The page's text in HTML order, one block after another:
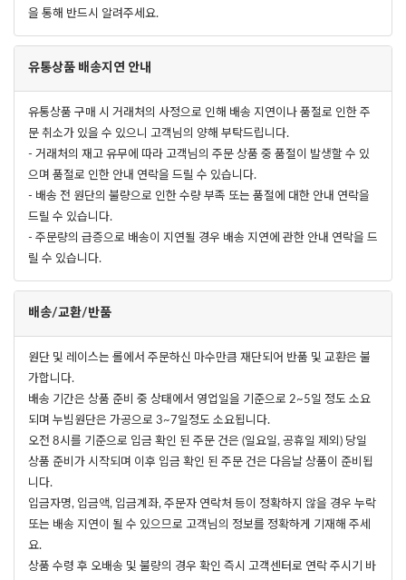
을 통해 반드시 알려주세요.
유통상품 배송지연 안내
유통상품 구매 시 거래처의 사정으로 인해 배송 지연이나 품절로 인한 주
문 취소가 있을 수 있으니 고객님의 양해 부탁드립니다.
- 거래처의 재고 유무에 따라 고객님의 주문 상품 중 품절이 발생할 수 있
으며 품절로 인한 안내 연락을 드릴 수 있습니다.
- 배송 전 원단의 불량으로 인한 수량 부족 또는 품절에 대한 안내 연락을
드릴 수 있습니다.
- 주문량의 급증으로 배송이 지연될 경우 배송 지연에 관한 안내 연락을 드
릴 수 있습니다.
배송/교환/반품
원단 및 레이스는 롤에서 주문하신 마수만큼 재단되어 반품 및 교환은 불
가합니다.
배송 기간은 상품 준비 중 상태에서 영업일을 기준으로 2~5일 정도 소요
되며 누빔원단은 가공으로 3~7일정도 소요됩니다.
오전 8시를 기준으로 입금 확인 된 주문 건은 (일요일, 공휴일 제외) 당일
상품 준비가 시작되며 이후 입금 확인 된 주문 건은 다음날 상품이 준비됩
니다.
입금자명, 입금액, 입금계좌, 주문자 연락처 등이 정확하지 않을 경우 누락
또는 배송 지연이 될 수 있으므로 고객님의 정보를 정확하게 기재해 주세
요.
상품 수령 후 오배송 및 불량의 경우 확인 즉시 고객센터로 연락 주시기 바